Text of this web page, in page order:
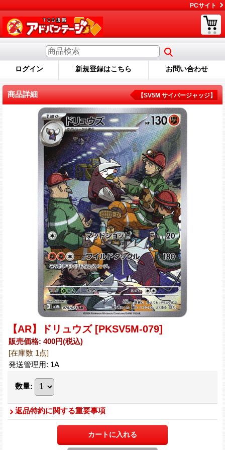
PCサイト
ログイン 新規登録はこちら お問い合わせ
商品詳細 【SV5M サイバージャッジ】
【AR】ドリュウズ [PKSV5M-079]
販売価格: 400円(税込)
[在庫数 1点]
発送管理用: 1A
数量:
返品特約に関する重要事項